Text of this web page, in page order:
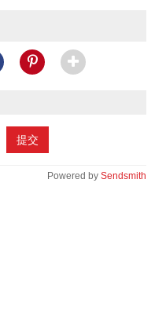
提交
Powered by Sendsmith